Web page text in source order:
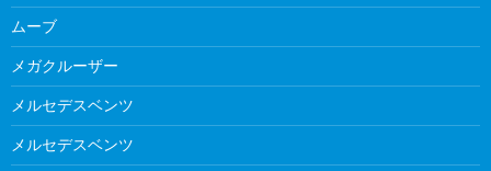
ムーブ
メガクルーザー
メルセデスベンツ
メルセデスベンツ